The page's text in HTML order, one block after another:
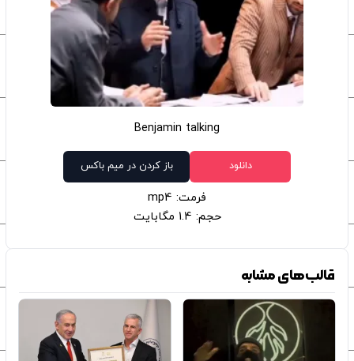
Benjamin talking
دانلود باز کردن در میم باکس
فرمت: mp4
حجم: 1.4 مگابایت
قالب‌های مشابه